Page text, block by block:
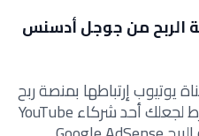
الربح من جوجل أدسنس
يوتيوب إرتباطها بمنصة ربح
قوية ، ولذلك وضعت هذا الشرط لجعلك أحد شركاء YouTube